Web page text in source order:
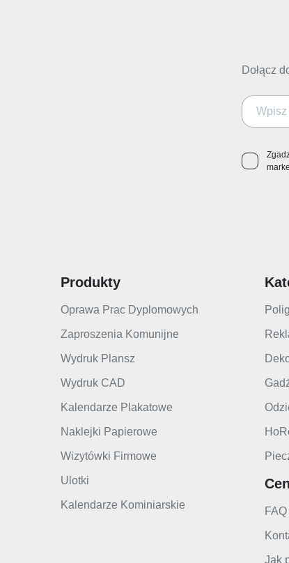
Dołącz
Produkty
Oprawa Prac Dyplomowych
Zaproszenia Komunijne
Wydruk Plansz
Wydruk CAD
Kalendarze Plakatowe
Naklejki Papierowe
Wizytówki Firmowe
Ulotki
Kalendarze Kominiarskie
FAQ
Jak